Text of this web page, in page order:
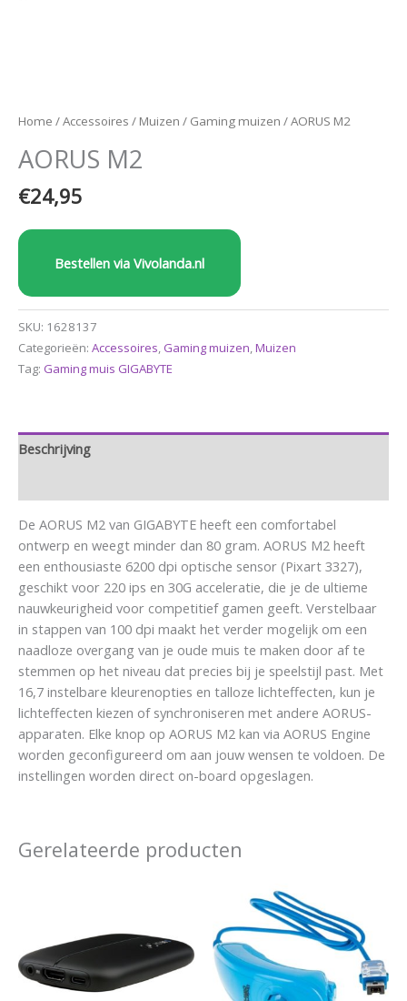
Home /Accessoires / Muizen / Gaming muizen / AORUS M2
AORUS M2
€24,95
Bestellen via Vivolanda.nl
SKU: 1628137
Categorieën: Accessoires, Gaming muizen,Muizen
Tag: Gaming muis GIGABYTE
Beschrijving
De AORUS M2 van GIGABYTE heeft een comfortabel
ontwerp en weegt minder dan 80 gram. AORUS M2 heeft
een enthousiaste 6200 dpi optische sensor (Pixart 3327),
geschikt voor 220 ips en 30G acceleratie, die je de ultieme
nauwkeurigheid voor competitief gamen geeft. Verstelbaar
in stappen van 100 dpi maakt het verder mogelijk om een
naadloze overgang van je oude muis te maken door af te
stemmen op het niveau dat precies bij je speelstijl past. Met
16,7 instelbare kleurenopties en talloze lichteffecten, kun je
lichteffecten kiezen of synchroniseren met andere AORUS-
apparaten. Elke knop op AORUS M2 kan via AORUS Engine
worden geconfigureerd om aan jouw wensen te voldoen. De
instellingen worden direct on-board opgeslagen.
Gerelateerde producten